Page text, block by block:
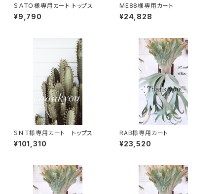
ＳＡＴＯ様専用カート トップス
¥9,790
ME88様専用カート
¥24,828
ＳＮＴ様専用カート トップス
¥101,310
RAB様専用カート
¥23,520